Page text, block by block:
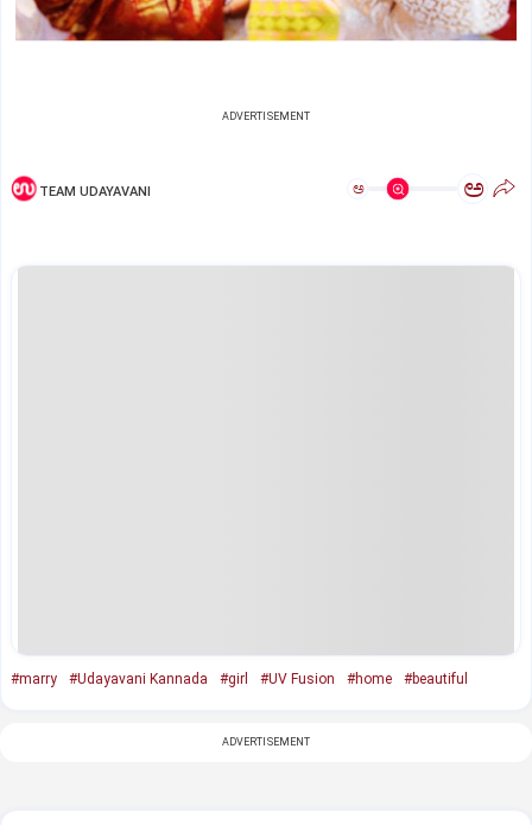
ADVERTISEMENT
TEAM UDAYAVANI ಅ ಅ
#marry #Udayavani Kannada #girl #UV Fusion #home #beautiful
ADVERTISEMENT